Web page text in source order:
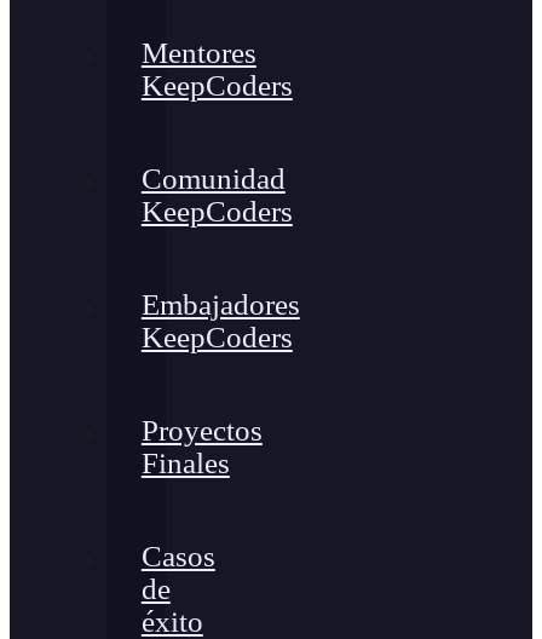
Mentores
KeepCoders
Comunidad
KeepCoders
Embajadores
KeepCoders
Proyectos
Finales
Casos
de
éxito